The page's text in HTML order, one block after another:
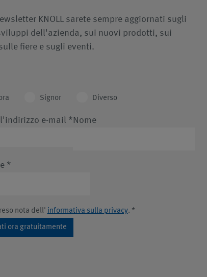
KNOLL sarete sempre aggiornati sugli
dell'azienda, sui nuovi prodotti, sui
fiere e sugli eventi.
Signor Diverso
l'indirizzo e-mail * Nome
*
nota dell' informativa sulla privacy. *
ora gratuitamente